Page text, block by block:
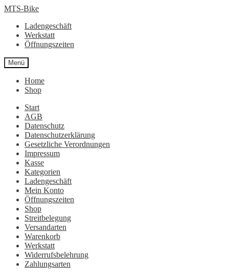
Zur
springen
Zum
springen
MTS-Bike
Ladengeschäft
Werkstatt
Öffnungszeiten
Menü
Home
Shop
Start
AGB
Datenschutz
Datenschutzerklärung
Gesetzliche Verordnungen
Impressum
Kasse
Kategorien
Ladengeschäft
Mein Konto
Öffnungszeiten
Shop
Streitbelegung
Versandarten
Warenkorb
Werkstatt
Widerrufsbelehrung
Zahlungsarten